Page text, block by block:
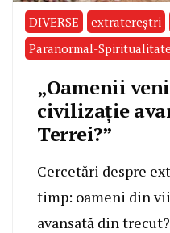
DIVERSE extratereştri
Paranormal-Spiritualitate
„Oamenii
civilizație
Terrei?”
Cercetări despre
timp: oameni din
avansată din